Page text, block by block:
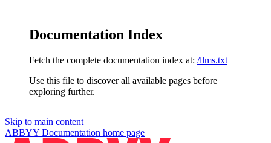
Documentation Index
Fetch the complete documentation index at: /llms.txt
Use this file to discover all available pages before
exploring further.
Skip to main content
ABBYY Documentation home page